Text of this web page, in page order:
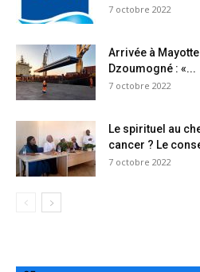
7 octobre 2022
Arrivée à
Dzoumogné : «...
7 octobre 2022
Le spirituel au
cancer ? Le
7 octobre 2022